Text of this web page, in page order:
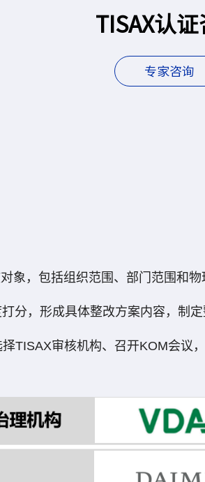
TISAX认
专家咨询
象，包括组织范围、部门范围和物
分，形成具体整改方案内容，制
TISAX审核机构、召开KOM会议